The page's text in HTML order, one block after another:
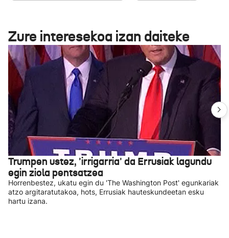
Zure interesekoa izan daiteke
Trumpen ustez, 'irrigarria' da Errusiak lagundu
egin ziola pentsatzea
Horrenbestez, ukatu egin du 'The Washington Post' egunkariak
atzo argitaratutakoa, hots, Errusiak hauteskundeetan esku
hartu izana.